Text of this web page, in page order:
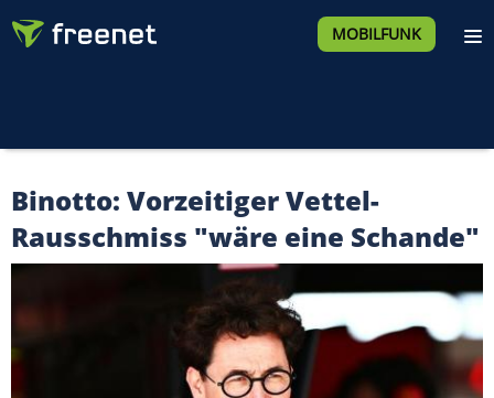
MOBILFUNK
Binotto: Vorzeitiger Vettel-
Rausschmiss "wäre eine Schande"